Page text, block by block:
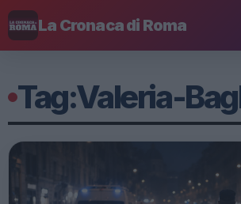
La Cronaca di Roma
Tag:Valeria-